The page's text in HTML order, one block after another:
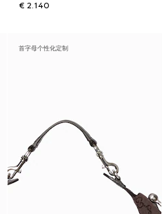
€ 2.140
首字母个性化定制